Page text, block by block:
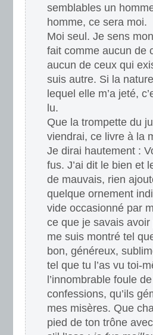
semblables un
homme, ce sera moi.
Moi seul. Je sens
fait comme aucun de
aucun de ceux qui
suis autre. Si la
lequel elle m’a jeté,
lu.
Que la trompette du
viendrai, ce livre à la
Je dirai hautement :
fus. J’ai dit le bien et
de mauvais, rien
quelque ornement
vide occasionné par
ce que je savais
me suis montré tel
bon, généreux,
tel que tu l’as vu toi-
l’innombrable foule
confessions, qu’ils
mes misères. Que
pied de ton trône